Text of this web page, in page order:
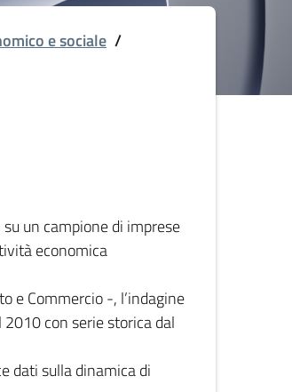
e sociale /
un campione di imprese
economica
e Commercio -, l’indagine
con serie storica dal
dati sulla dinamica di